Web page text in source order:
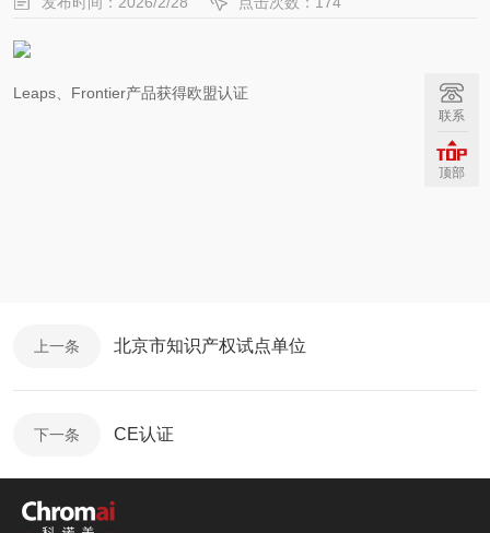
Leaps、Frontier产品获得欧盟认证
上一条 北京市知识产权试点单位
下一条 CE认证
联系
顶部